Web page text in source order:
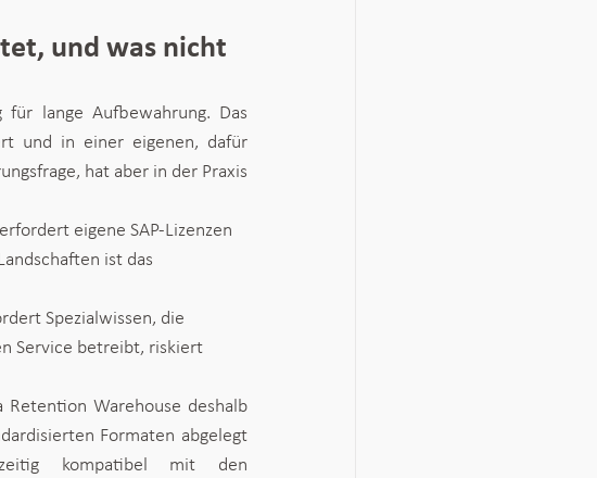
und was nicht
lange Aufbewahrung. Das
und in einer eigenen, dafür
hat aber in der Praxis
eigene SAP-Lizenzen
ist das
Spezialwissen, die
Service betreibt, riskiert
Retention Warehouse deshalb
Formaten abgelegt
kompatibel mit den